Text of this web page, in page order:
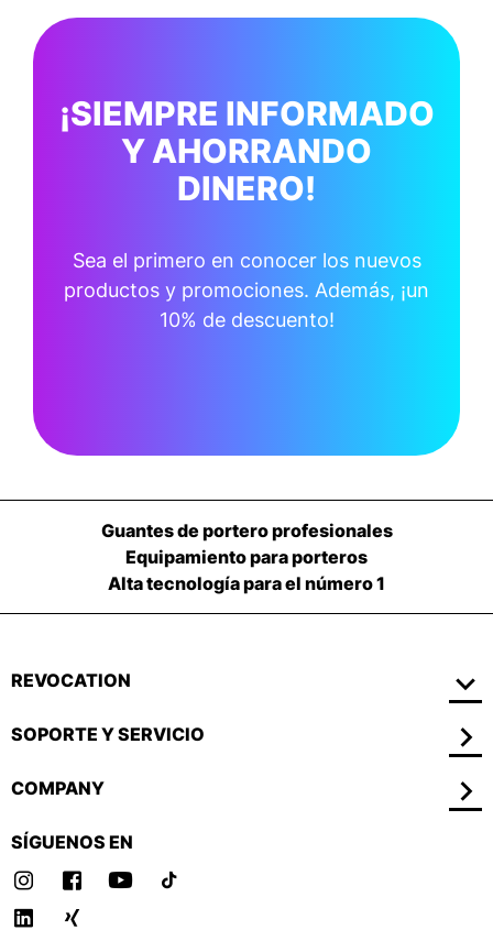
¡SIEMPRE INFORMADO
Y AHORRANDO
DINERO!
Sea el primero en conocer los nuevos
productos y promociones. Además, ¡un
10% de descuento!
Guantes de portero profesionales
Equipamiento para porteros
Alta tecnología para el número 1
REVOCATION
SOPORTE Y SERVICIO
COMPANY
SÍGUENOS EN